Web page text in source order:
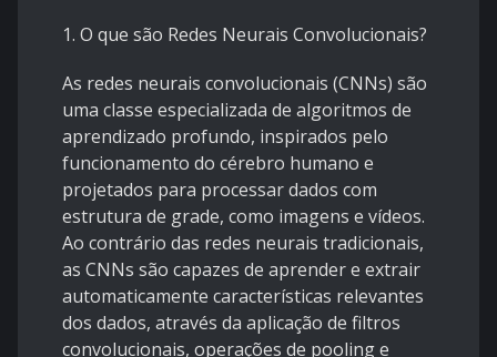
1. O que são Redes Neurais Convolucionais?
As redes neurais convolucionais (CNNs) são
uma classe especializada de algoritmos de
aprendizado profundo, inspirados pelo
funcionamento do cérebro humano e
projetados para processar dados com
estrutura de grade, como imagens e vídeos.
Ao contrário das redes neurais tradicionais,
as CNNs são capazes de aprender e extrair
automaticamente características relevantes
dos dados, através da aplicação de filtros
convolucionais, operações de pooling e